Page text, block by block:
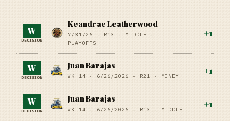
W
DECISION
Keandrae Leatherwood
7/31/26 · R13 · MIDDLE ·
PLAYOFFS
+1
W
DECISION
Juan Barajas
WK 14 · 6/26/2026 · R21 · MONEY
+1
W
DECISION
Juan Barajas
WK 14 · 6/26/2026 · R13 · MIDDLE
+1